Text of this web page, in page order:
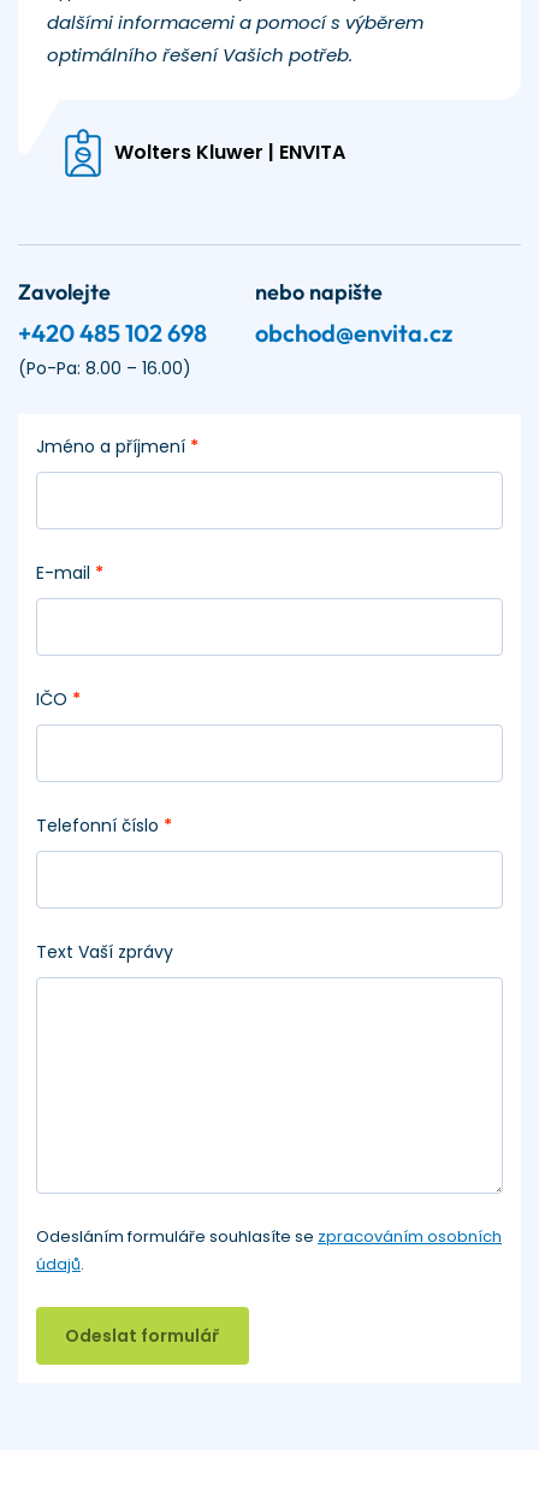
dalšími informacemi a pomocí s výběrem
optimálního řešení Vašich potřeb.
Wolters Kluwer | ENVITA
Zavolejte
+420 485 102 698
(Po-Pa: 8.00 – 16.00)
nebo napište
obchod@envita.cz
Jméno a příjmení *
E-mail *
IČO *
Telefonní číslo *
Text Vaší zprávy
Odesláním formuláře souhlasíte se zpracováním osobních
údajů.
Odeslat formulář